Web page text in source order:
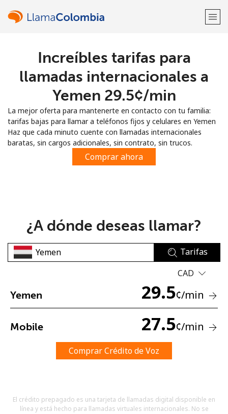
¡Bienvenido!
Regístrate con
No se ha creado una contraseña
Mínimo 8 caracteres
Un caracter especial
Increíbles tarifas para
llamadas internacionales a
Yemen ⁦29.5¢⁩/min
La mejor oferta para mantenerte en contacto con tu familia:
tarifas bajas para llamar a teléfonos fijos y celulares en Yemen
Haz que cada minuto cuente con llamadas internacionales
baratas, sin cargos adicionales, sin contrato, sin trucos.
Comprar ahora
¿A dónde deseas llamar?
Tarifas
CAD
Yemen 29.5¢/min
Mobile 27.5¢/min
Comprar Crédito de Voz
El crédito prepagado es una tarjeta de llamadas digital disponible en
línea y está hecho para llamadas virtuales internacionales. No se